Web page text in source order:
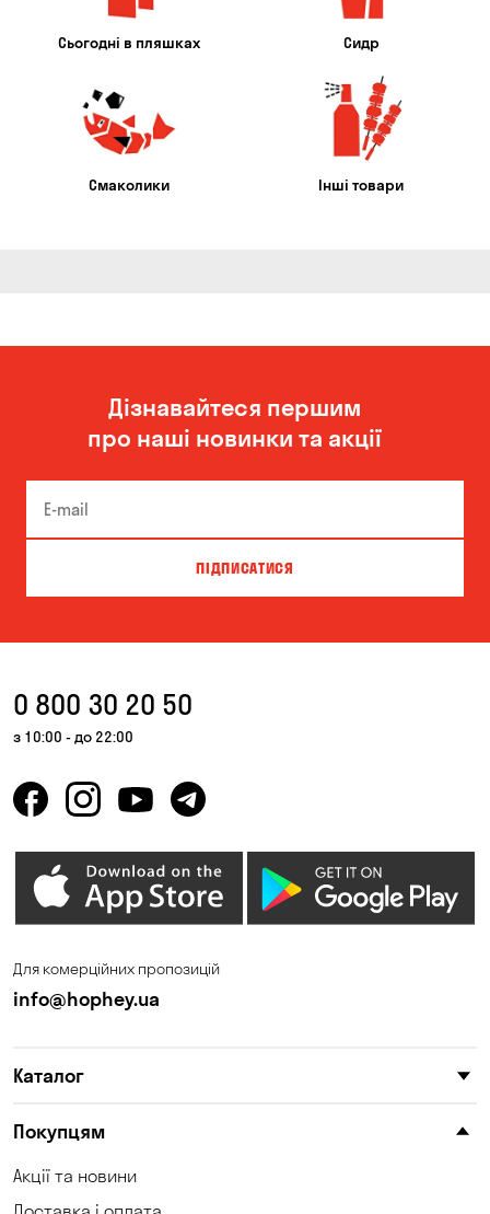
Сьогодні в пляшках Сидр
Смаколики Інші товари
Дізнавайтеся першим
про наші новинки та акції
ПІДПИСАТИСЯ
0 800 30 20 50
з 10:00 - до 22:00
Для комерційних пропозицій
info@hophey.ua
Каталог
Покупцям
Акції та новини